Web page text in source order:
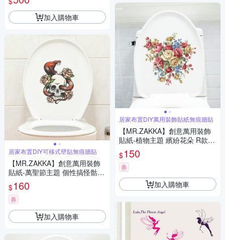
電磁波
加入購物車
居家布置DIY可移式壁貼無痕牆貼
【MR.ZAKKA】創意萬用裝飾
貼紙-萬聖節主題 個性搞怪骷髏
頭 E款 居家布置 DIY可移式壁
貼 無痕壁貼 牆貼
$160
券
加入購物車
居家布置DIY萬用裝飾貼紙無痕牆貼
【MR.ZAKKA】創意萬用裝飾
貼紙-植物主題 繽紛花朵 R款
居家布置 DIY可移式壁貼 無痕
壁貼 牆貼
$150
券
加入購物車